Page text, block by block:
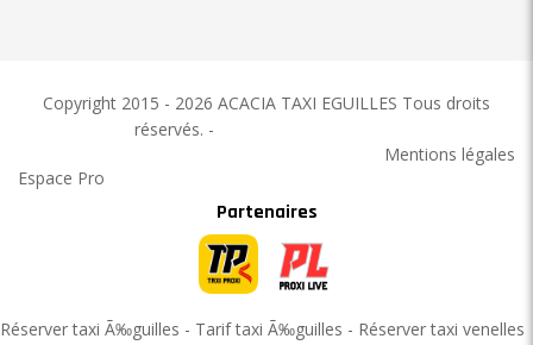
Copyright 2015 - 2026 ACACIA TAXI EGUILLES Tous droits
réservés. -
Mentions légales
Espace Pro
Partenaires
Réserver taxi Ã‰guilles - Tarif taxi Ã‰guilles - Réserver taxi venelles